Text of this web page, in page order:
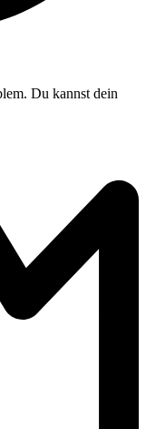
Du kannst dein